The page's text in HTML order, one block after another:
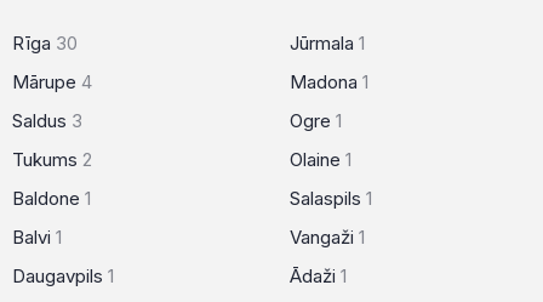
Rīga 30
Mārupe 4
Saldus 3
Tukums 2
Baldone 1
Balvi 1
Daugavpils 1
Jūrmala 1
Madona 1
Ogre 1
Olaine 1
Salaspils 1
Vangaži 1
Ādaži 1